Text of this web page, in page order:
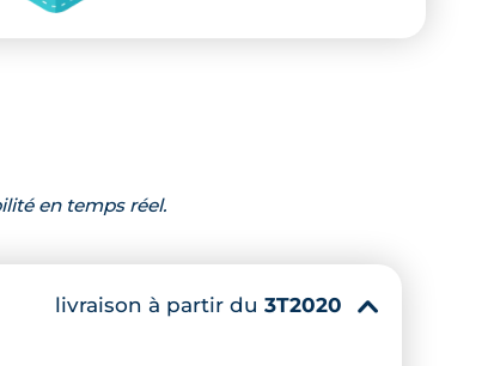
en temps réel.
livraison à partir du 3T2020 ▾